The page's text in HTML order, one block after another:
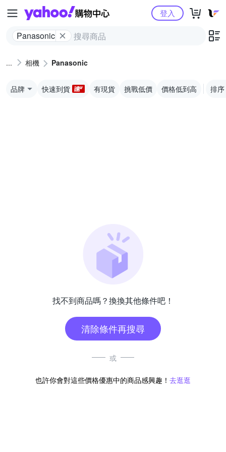
Yahoo購物中心
Panasonic
登入
相機 Panasonic
品牌 快速到貨 有現貨 挑戰低價 價格低到高 排序
找不到商品嗎？換換其他條件吧！
清除條件再搜尋
或
也許你會對這些價格優惠中的商品感興趣！ 去逛逛